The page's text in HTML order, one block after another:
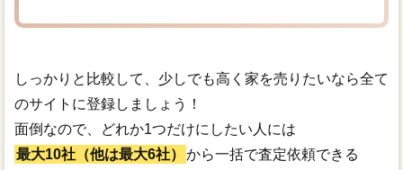
しっかりと比較して、少しでも高く家を売りたいなら全て
のサイトに登録しましょう！
面倒なので、どれか1つだけにしたい人には
最大10社（他は最大6社）
から一括で査定依頼できる